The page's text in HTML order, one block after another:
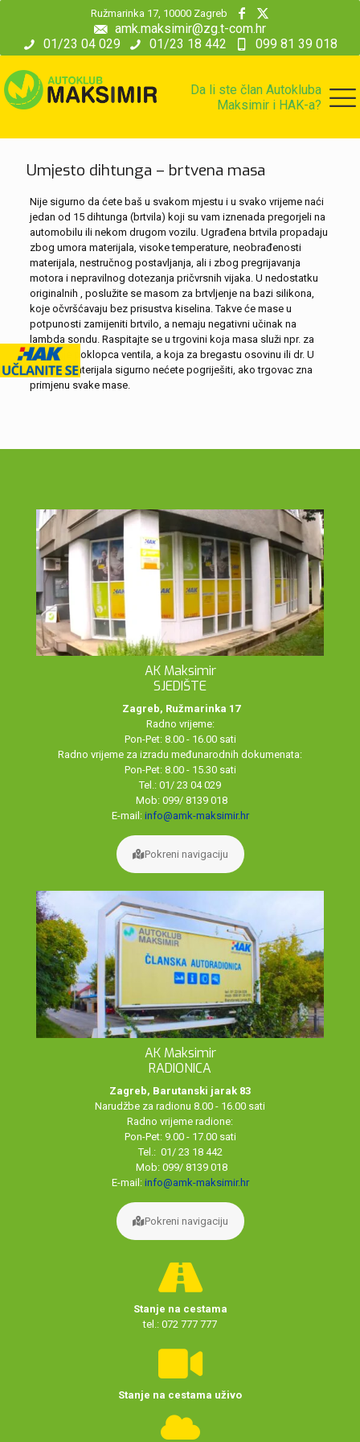
01/23 04 029 01/23 18 442 099 81 39 018
amk.maksimir@zg.t-com.hr
Ružmarinka 17, 10000 Zagreb
Da li ste član Autokluba
Maksimir i HAK-a?
Umjesto dihtunga – brtvena masa
Nije sigurno da ćete baš u svakom mjestu i u svako vrijeme naći
jedan od 15 dihtunga (brtvila) koji su vam iznenada pregorjeli na
automobilu ili nekom drugom vozilu. Ugrađena brtvila propadaju
zbog umora materijala, visoke temperature, neobrađenosti
materijala, nestručnog postavljanja, ali i zbog pregrijavanja
motora i nepravilnog dotezanja pričvrsnih vijaka. U nedostatku
originalnih , poslužite se masom za brtvljenje na bazi silikona,
koje očvršćavaju bez prisustva kiselina. Takve će mase u
potpunosti zamijeniti brtvilo, a nemaju negativni učinak na
lambda sondu. Raspitajte se u trgovini koja masa služi npr. za
brtvljenje poklopca ventila, a koja za bregastu osovinu ili dr. U
kvaliteti materijala sigurno nećete pogriješiti, ako trgovac zna
primjenu svake mase.
AK Maksimir
SJEDIŠTE
Zagreb, Ružmarinka 17
Radno vrijeme:
Pon-Pet: 8.00 - 16.00 sati
Radno vrijeme za izradu međunarodnih dokumenata:
Pon-Pet: 8.00 - 15.30 sati
Tel.: 01/ 23 04 029
Mob: 099/ 8139 018
E-mail: info@amk-maksimir.hr
Pokreni navigaciju
AK Maksimir
RADIONICA
Zagreb, Barutanski jarak 83
Narudžbe za radionu 8.00 - 16.00 sati
Radno vrijeme radione:
Pon-Pet: 9.00 - 17.00 sati
Tel.: 01/ 23 18 442
Mob: 099/ 8139 018
E-mail: info@amk-maksimir.hr
Pokreni navigaciju
Stanje na cestama
tel.: 072 777 777
Stanje na cestama uživo